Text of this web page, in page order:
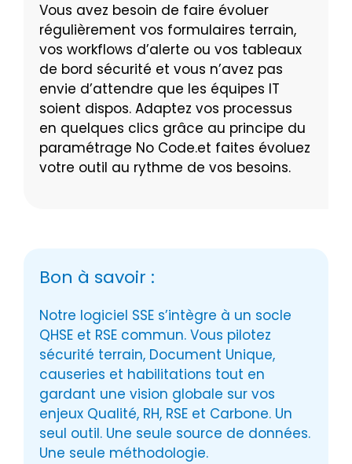
Vous avez besoin de faire évoluer
régulièrement vos formulaires terrain,
vos workflows d’alerte ou vos tableaux
de bord sécurité et vous n’avez pas
envie d’attendre que les équipes IT
soient dispos. Adaptez vos processus
en quelques clics grâce au principe du
paramétrage No Code.et faites évoluez
votre outil au rythme de vos besoins.
Bon à savoir :
Notre logiciel SSE s’intègre à un socle
QHSE et RSE commun. Vous pilotez
sécurité terrain, Document Unique,
causeries et habilitations tout en
gardant une vision globale sur vos
enjeux Qualité, RH, RSE et Carbone. Un
seul outil. Une seule source de données.
Une seule méthodologie.